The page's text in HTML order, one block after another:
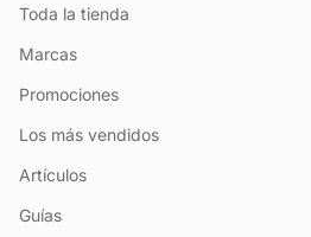
Toda la tienda
Marcas
Promociones
Los más vendidos
Artículos
Guías